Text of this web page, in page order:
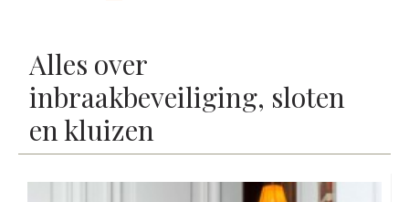
Alles over
inbraakbeveiliging, sloten
en kluizen